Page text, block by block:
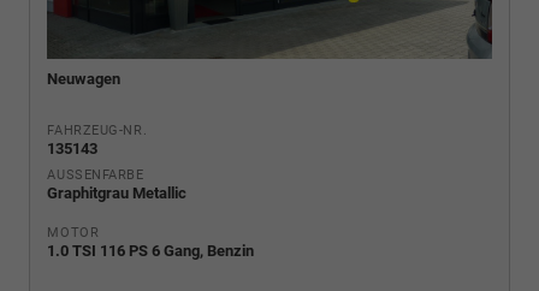
Neuwagen
FAHRZEUG-NR.
135143
AUSSENFARBE
Graphitgrau Metallic
MOTOR
1.0 TSI 116 PS 6 Gang, Benzin